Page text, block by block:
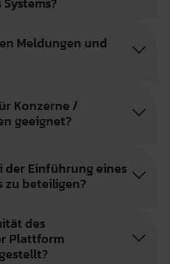
Meldungen und
Konzerne /
geeignet?
der Einführung eines
zu beteiligen?
des
Plattform